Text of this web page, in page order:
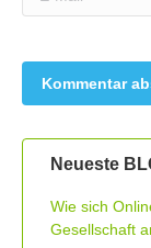
Neueste
Wie sich
Gesellschaft